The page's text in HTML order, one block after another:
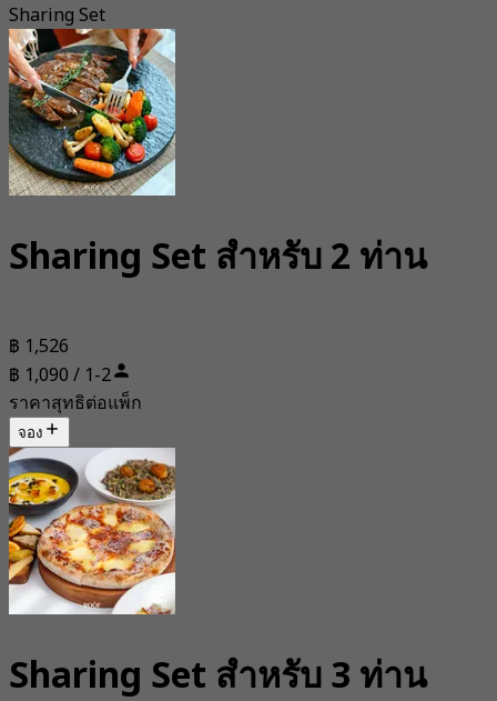
Sharing Set
Sharing Set สำหรับ 2 ท่าน
฿ 1,526
฿ 1,090 / 1-2
ราคาสุทธิต่อแพ็ก
จอง
Sharing Set สำหรับ 3 ท่าน